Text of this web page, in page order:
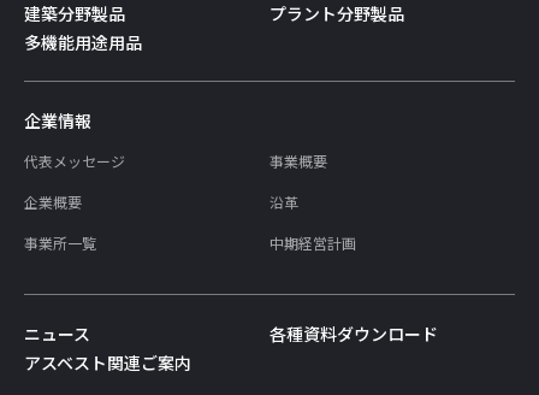
建築分野製品
プラント分野製品
多機能用途用品
企業情報
代表メッセージ
事業概要
企業概要
沿革
事業所一覧
中期経営計画
ニュース
各種資料ダウンロード
アスベスト関連ご案内